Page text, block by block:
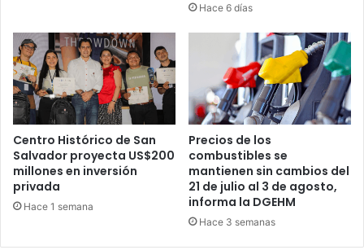
Hace 6 días
Centro Histórico de San
Salvador proyecta US$200
millones en inversión
privada
Hace 1 semana
Precios de los
combustibles se
mantienen sin cambios del
21 de julio al 3 de agosto,
informa la DGEHM
Hace 3 semanas